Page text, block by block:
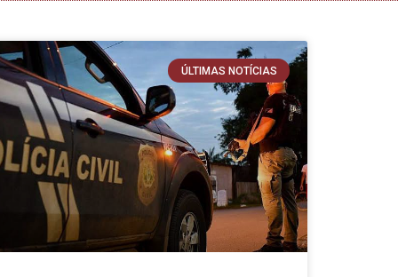
ÚLTIMAS NOTÍCIAS